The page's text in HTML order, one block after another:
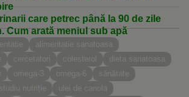
care petrec până la 90 de zile
Cum arată meniul sub apă
alimentatie sanatoasa
cercetatori colesterol
dieta sanatoasa
omega-3 omega-6
sănătate
studiu nutriție
ulei de canola